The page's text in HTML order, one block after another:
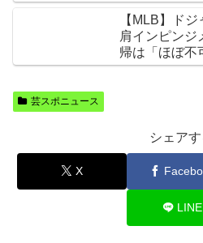
【MLB】ド
肩インピンジ
帰は「ほぼ不
芸スポニュース
シェアす
X
LINE